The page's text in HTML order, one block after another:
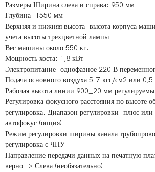
Размеры Ширина слева и справа: 950 мм.
Глубина: 1550 мм
Верхняя и нижняя высота: высота корпуса
учета высоты трехцветной лампы.
Вес машины около 550 кг.
Мощность хоста: 1,8 кВт
Электропитание: однофазное 220 В
Подача основного воздуха 5-7 кгс/см2 или
Рабочая высота линии 900±20 мм
Регулировка фокусного расстояния по высоте
регулировка. Диапазон регулировки: плюс
автофокус (опция).
Режим регулировки ширины канала
регулировка с ЧПУ
Направление передачи данных на печатную
верно → Слева (необязательно)